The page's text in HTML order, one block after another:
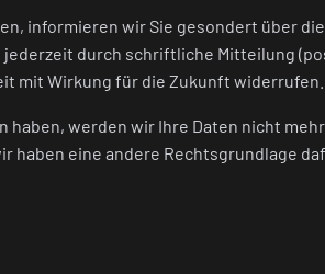
informieren wir Sie gesondert über die
durch schriftliche Mitteilung
mit Wirkung für die Zukunft widerrufen.
werden wir Ihre Daten nicht
haben eine andere Rechtsgrundlage